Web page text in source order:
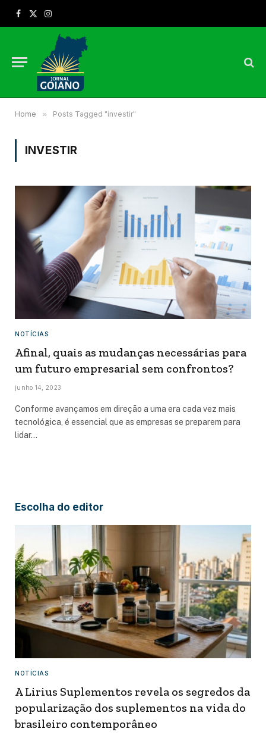
Facebook
X
Instagram
Home » Posts Tagged "investir"
INVESTIR
NOTÍCIAS
Afinal, quais as mudanças necessárias para
um futuro empresarial sem confrontos?
junho 14, 2023
Conforme avançamos em direção a uma era cada vez mais
tecnológica, é essencial que as empresas se preparem para
lidar…
Escolha do editor
NOTÍCIAS
A Lirius Suplementos revela os segredos da
popularização dos suplementos na vida do
brasileiro contemporâneo